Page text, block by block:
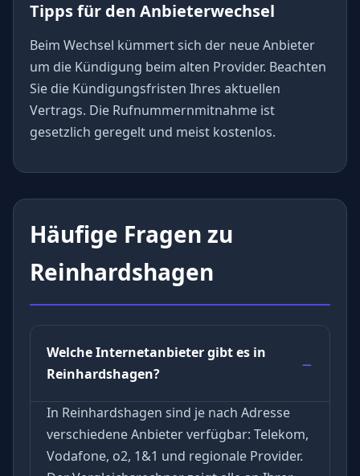
Tipps für den Anbieterwechsel
Beim Wechsel kümmert sich der neue Anbieter
um die Kündigung beim alten Provider. Beachten
Sie die Kündigungsfristen Ihres aktuellen
Vertrags. Die Rufnummernmitnahme ist
gesetzlich geregelt und meist kostenlos.
Häufige Fragen zu
Reinhardshagen
Welche Internetanbieter gibt es in
Reinhardshagen?
In Reinhardshagen sind je nach Adresse
verschiedene Anbieter verfügbar: Telekom,
Vodafone, o2, 1&1 und regionale Provider.